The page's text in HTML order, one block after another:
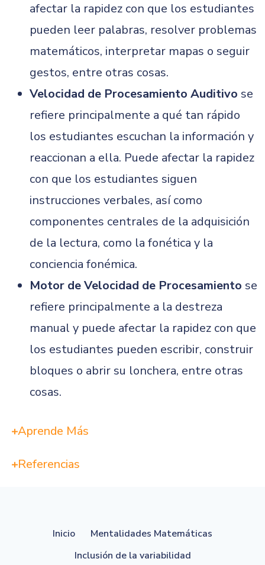
afectar la rapidez con que los estudiantes
pueden leer palabras, resolver problemas
matemáticos, interpretar mapas o seguir
gestos, entre otras cosas.
Velocidad de Procesamiento Auditivo se
refiere principalmente a qué tan rápido
los estudiantes escuchan la información y
reaccionan a ella. Puede afectar la rapidez
con que los estudiantes siguen
instrucciones verbales, así como
componentes centrales de la adquisición
de la lectura, como la fonética y la
conciencia fonémica.
Motor de Velocidad de Procesamiento se
refiere principalmente a la destreza
manual y puede afectar la rapidez con que
los estudiantes pueden escribir, construir
bloques o abrir su lonchera, entre otras
cosas.
Aprende Más
Referencias
Inicio
Mentalidades Matemáticas
Inclusión de la variabilidad